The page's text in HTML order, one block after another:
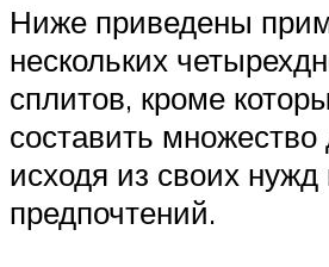
Ниже приведены
нескольких
сплитов, кроме
составить множество
исходя из своих нужд
предпочтений.